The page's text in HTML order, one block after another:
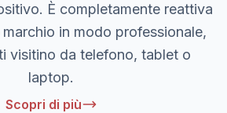
È completamente reattiva
in modo professionale,
visitino da telefono, tablet o
laptop.
Scopri di più